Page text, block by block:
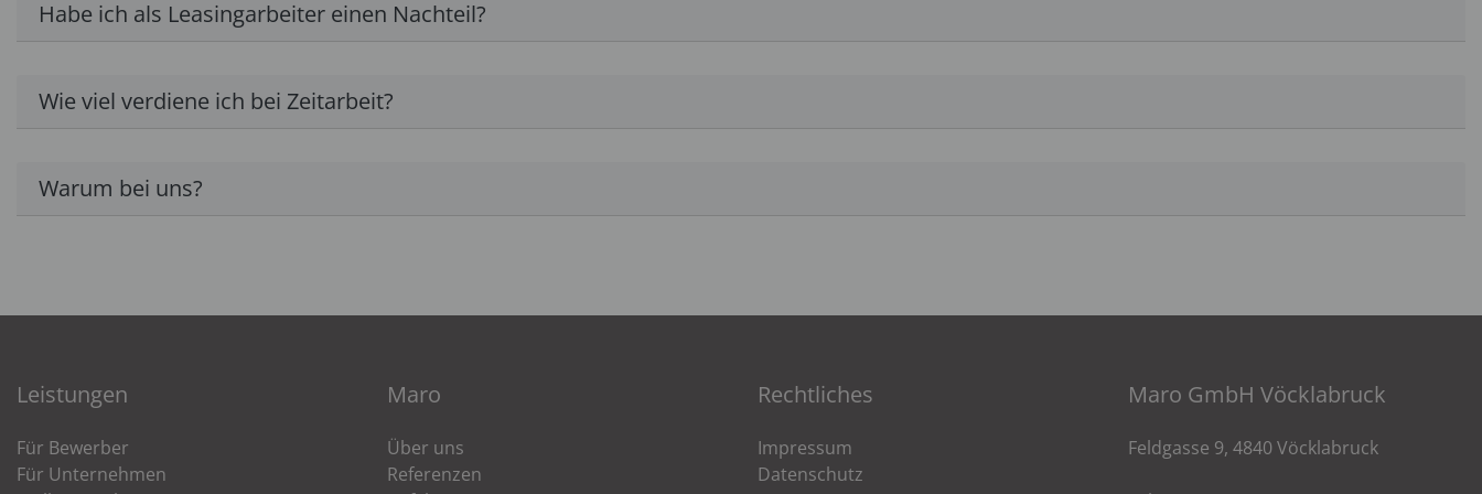
Habe ich als Leasingarbeiter einen Nachteil?
Wie viel verdiene ich bei Zeitarbeit?
Warum bei uns?
Leistungen
Für Bewerber
Für Unternehmen
Maro
Über uns
Referenzen
Rechtliches
Impressum
Datenschutz
Maro GmbH Vöcklabruck
Feldgasse 9, 4840 Vöcklabruck